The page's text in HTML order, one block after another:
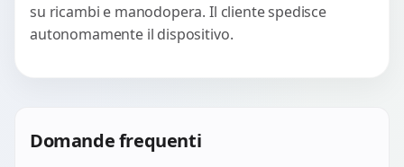
su ricambi e manodopera. Il cliente spedisce
autonomamente il dispositivo.
Domande frequenti